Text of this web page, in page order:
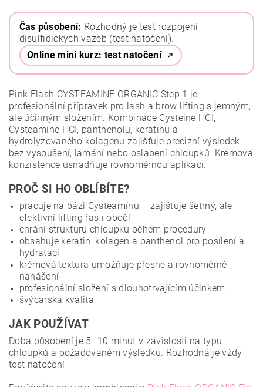
Čas působení: Rozhodný je test rozpojení
disulfidických vazeb (test natočení).
Online mini kurz: test natočení
Pink Flash CYSTEAMINE ORGANIC Step 1 je
profesionální přípravek pro lash a brow lifting s jemným,
ale účinným složením. Kombinace Cysteine HCI,
Cysteamine HCI, panthenolu, keratinu a
hydrolyzovaného kolagenu zajišťuje precizní výsledek
bez vysoušení, lámání nebo oslabení chloupků. Krémová
konzistence usnadňuje rovnoměrnou aplikaci.
PROČ SI HO OBLÍBÍTE?
pracuje na bázi Cysteamínu – zajišťuje šetrný, ale
efektivní lifting řas i obočí
chrání strukturu chloupků během procedury
obsahuje keratin, kolagen a panthenol pro posílení a
hydrataci
krémová textura umožňuje přesné a rovnoměrné
nanášení
profesionální složení s dlouhotrvajícím účinkem
švýcarská kvalita
JAK POUŽÍVAT
Doba působení je 5–10 minut v závislosti na typu
chloupků a požadovaném výsledku. Rozhodná je vždy
test natočení